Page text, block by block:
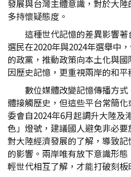
發展與台灣主體意識，對於大
多持懷疑態度。
這種世代記憶的差異影響
選民在2020年與2024年選舉中
的政黨，推動政策向本土化與
因歷史記憶，更重視兩岸的和平
數位媒體改變記憶傳播方
體接觸歷史，但這些平台常簡
委會自2024年6月起調升大陸及
色」燈號，建議國人避免非必
對大陸經濟發展的了解，導致
的影響。兩岸唯有放下意識形
輕世代相互了解，才能打破刻板